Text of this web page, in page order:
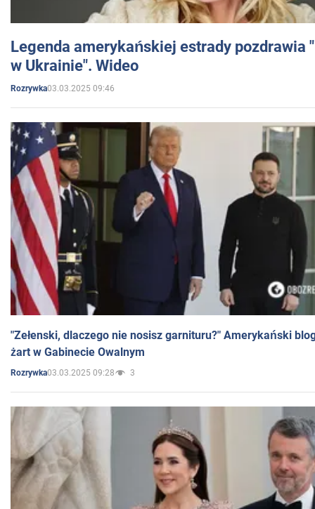
Legenda amerykańskiej estrady pozdrawia
w Ukrainie". Wideo
Rozrywka03.03.2025 09:46
"Zełenski, dlaczego nie nosisz garnituru?" Amerykański
żart w Gabinecie Owalnym
Rozrywka03.03.2025 09:28 3